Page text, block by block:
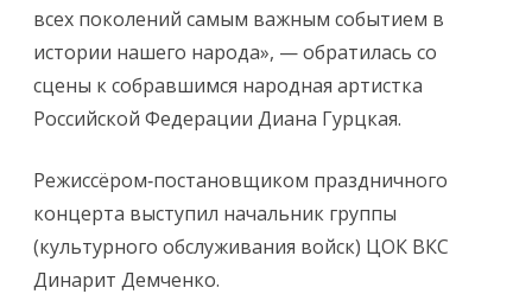
всех поколений самым важным событием в
истории нашего народа», — обратилась со
сцены к собравшимся народная артистка
Российской Федерации Диана Гурцкая.
Режиссёром‑постановщиком праздничного
концерта выступил начальник группы
(культурного обслуживания войск) ЦОК ВКС
Динарит Демченко.